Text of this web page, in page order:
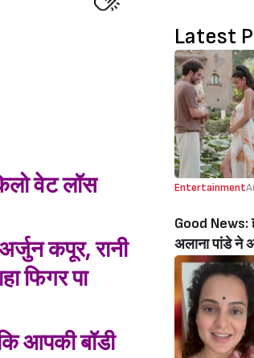
वेट लॉस
कपूर, रानी
फिगर पा
आपकी बॉडी
Latest
Entertainment
Good
अलाना पांडे ने
रिवर संग शेयर
(Alanna
Pregnancy
Mccray,
Son River)